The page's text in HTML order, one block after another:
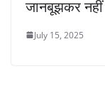
जानबूझकर नहीं
July 15, 2025